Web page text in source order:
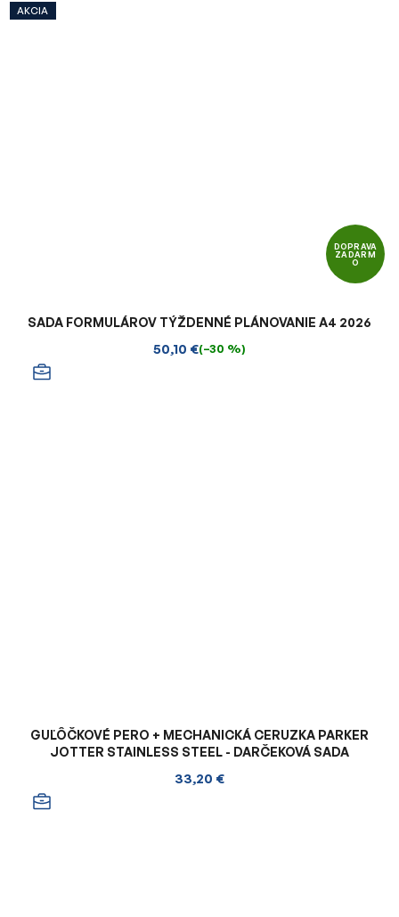
AKCIA
DOPRAVA
ZADARM
O
SADA FORMULÁROV TÝŽDENNÉ PLÁNOVANIE A4 2026
50,10 €(–30 %)
GUĽÔČKOVÉ PERO + MECHANICKÁ CERUZKA PARKER
JOTTER STAINLESS STEEL - DARČEKOVÁ SADA
33,20 €